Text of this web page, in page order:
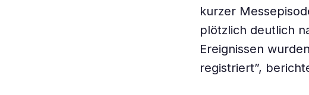
kurzer
plötzlich deutlich
Ereignissen
registriert”,